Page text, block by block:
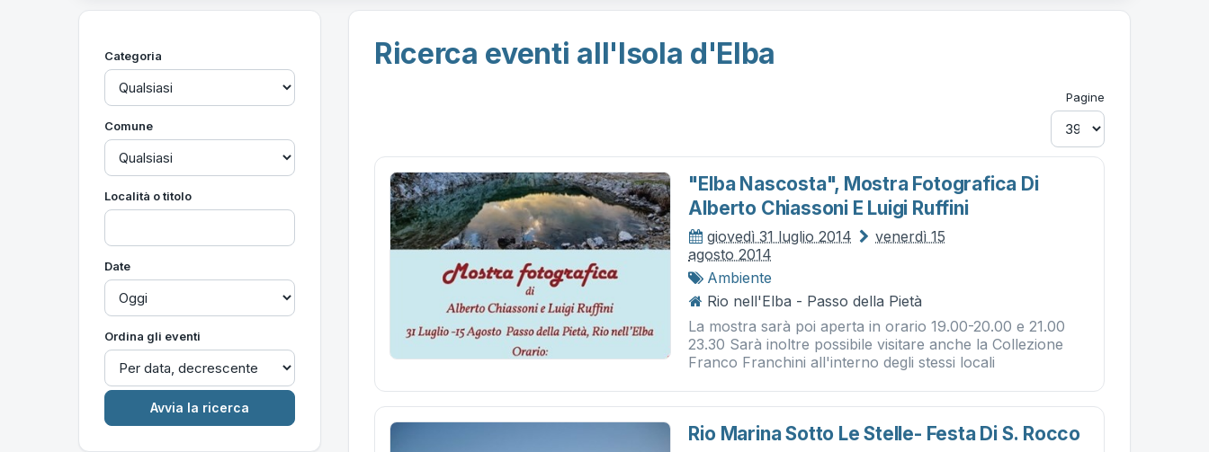
Categoria
Comune
Località o titolo
Date
Ordina gli eventi
Ricerca eventi all'Isola d'Elba
Pagine
"elba Nascosta", Mostra Fotografica Di
Alberto Chiassoni E Luigi Ruffini
giovedì 31 luglio 2014
venerdì 15
agosto 2014
Ambiente
Rio nell'Elba - Passo della Pietà
La mostra sarà poi aperta in orario 19.00-20.00 e 21.00
23.30 Sarà inoltre possibile visitare anche la Collezione
Franco Franchini all'interno degli stessi locali
Rio Marina Sotto Le Stelle- Festa Di S. Rocco